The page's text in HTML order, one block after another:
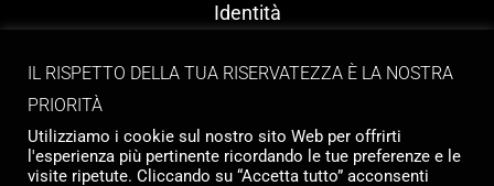
Identità
Contatti
IL RISPETTO DELLA TUA RISERVATEZZA È LA NOSTRA
PRIORITÀ
Utilizziamo i cookie sul nostro sito Web per offrirti
l'esperienza più pertinente ricordando le tue preferenze e le
visite ripetute. Cliccando su “Accetta tutto” acconsenti